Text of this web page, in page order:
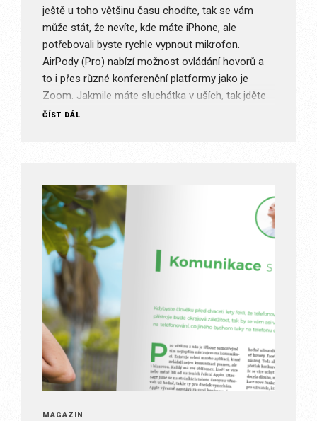
ještě u toho většinu času chodíte, tak se vám
může stát, že nevíte, kde máte iPhone, ale
potřebovali byste rychle vypnout mikrofon.
AirPody (Pro) nabízí možnost ovládání hovorů a
to i přes různé konferenční platformy jako je
Zoom. Jakmile máte sluchátka v uších, tak jděte
do Nastavení…
ČÍST DÁL
MAGAZÍN